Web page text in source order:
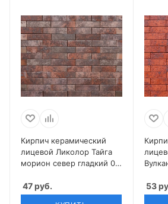
Кирпич керамический
лицевой Ликолор Тайга
морион север гладкий 0,7
47руб. 53